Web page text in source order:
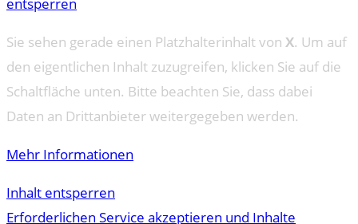
Sie sehen gerade einen Platzhalterinhalt von X. Um auf
den eigentlichen Inhalt zuzugreifen, klicken Sie auf die
Schaltfläche unten. Bitte beachten Sie, dass dabei
Daten an Drittanbieter weitergegeben werden.
Mehr Informationen
Inhalt entsperren
Erforderlichen Service akzeptieren und Inhalte